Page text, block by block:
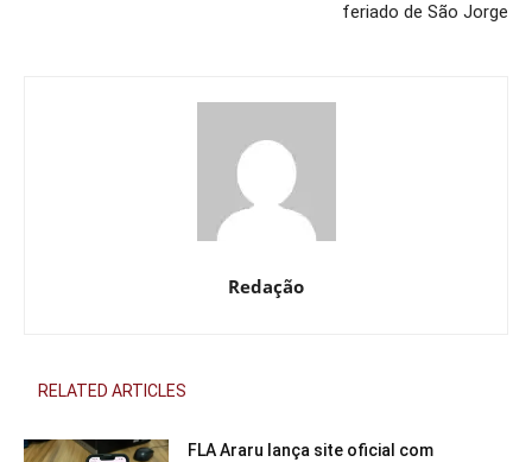
feriado de São Jorge
Redação
RELATED ARTICLES
FLA Araru lança site oficial com